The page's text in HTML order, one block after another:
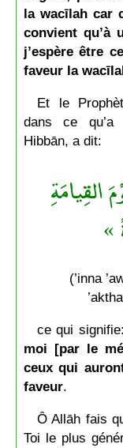
la wacīlah car
convient qu’à
j’espère être
faveur la
Et le
dans ce qu’a
Hibbān, a dit:
القِيامَةِ
»
(’inna
ce qui
moi [par le
ceux qui
faveur.
Ô Allāh fais
Toi le plus